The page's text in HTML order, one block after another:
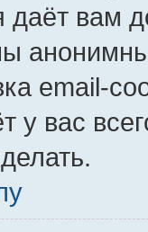
даёт вам
email-
у вас